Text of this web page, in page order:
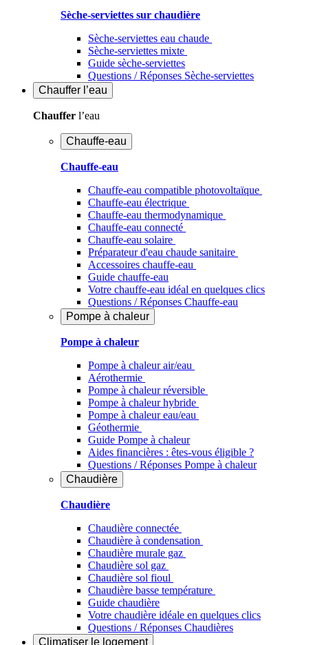
Sèche-serviettes sur chaudière
Sèche-serviettes eau chaude
Sèche-serviettes mixte
Guide sèche-serviettes
Questions / Réponses Sèche-serviettes
Chauffer l’eau
Chauffer l’eau
Chauffe-eau
Chauffe-eau
Chauffe-eau compatible photovoltaïque
Chauffe-eau électrique
Chauffe-eau thermodynamique
Chauffe-eau connecté
Chauffe-eau solaire
Préparateur d'eau chaude sanitaire
Accessoires chauffe-eau
Guide chauffe-eau
Votre chauffe-eau idéal en quelques clics
Questions / Réponses Chauffe-eau
Pompe à chaleur
Pompe à chaleur
Pompe à chaleur air/eau
Aérothermie
Pompe à chaleur réversible
Pompe à chaleur hybride
Pompe à chaleur​ eau/eau
Géothermie
Guide Pompe à chaleur
Aides financières : êtes-vous éligible ?
Questions / Réponses Pompe à chaleur
Chaudière
Chaudière
Chaudière connectée
Chaudière à condensation
Chaudière murale gaz
Chaudière sol gaz
Chaudière sol fioul
Chaudière basse température
Guide chaudière
Votre chaudière idéale en quelques clics
Questions / Réponses Chaudières
Climatiser le logement